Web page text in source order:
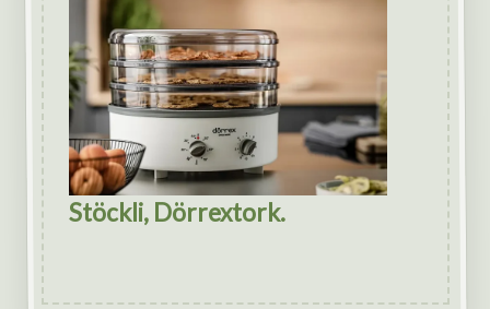
Stöckli, Dörrextork.